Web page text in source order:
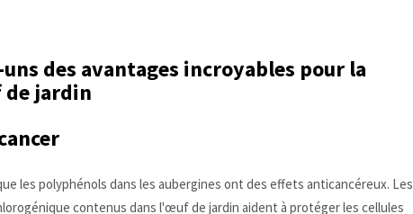
des avantages incroyables pour la
de jardin
les polyphénols dans les aubergines ont des effets anticancéreux. Les
contenus dans l'œuf de jardin aident à protéger les cellules